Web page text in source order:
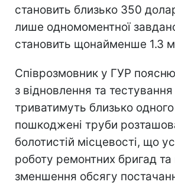
становить близько 350
лише одномоментної
становить щонайменше 1.3
Співрозмовник у ГУР
з відновлення та тестування
триватимуть близько
пошкоджені труби
болотистій місцевості, що
роботу ремонтних бригад
зменшення обсягу